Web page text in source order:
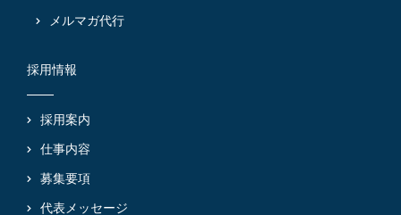
メルマガ代行
採用情報
採用案内
仕事内容
募集要項
代表メッセージ